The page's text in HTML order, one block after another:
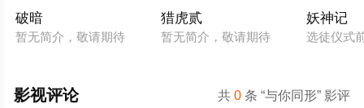
破暗
暂无简介，敬请期待
猎虎贰
暂无简介，敬请期待
妖神记
选徒仪式
共0 条 “与你同形” 影评
影视评论